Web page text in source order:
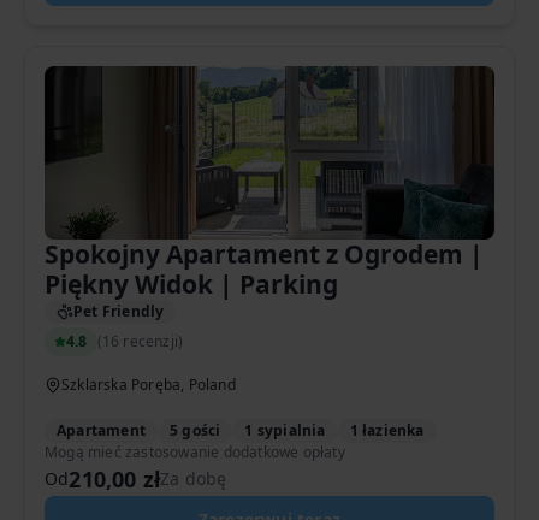
Spokojny Apartament z Ogrodem |
Piękny Widok | Parking
Pet Friendly
4.8
(16 recenzji)
Szklarska Poręba, Poland
Apartament 5 gości 1 sypialnia 1 łazienka
Od210,00 złZa dobę
Mogą mieć zastosowanie dodatkowe opłaty